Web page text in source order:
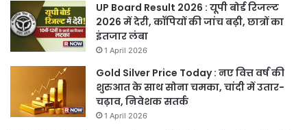
UP Board Result 2026 : यूपी बोर्ड रिजल्ट
2026 में देरी, कॉपियों की जांच बढ़ी, छात्रों का
इंतजार लंबा
1 April 2026
Gold Silver Price Today : नए वित्त वर्ष की
शुरुआत के साथ सोना चमका, चांदी में उतार-
चढ़ाव, निवेशक सतर्क
1 April 2026